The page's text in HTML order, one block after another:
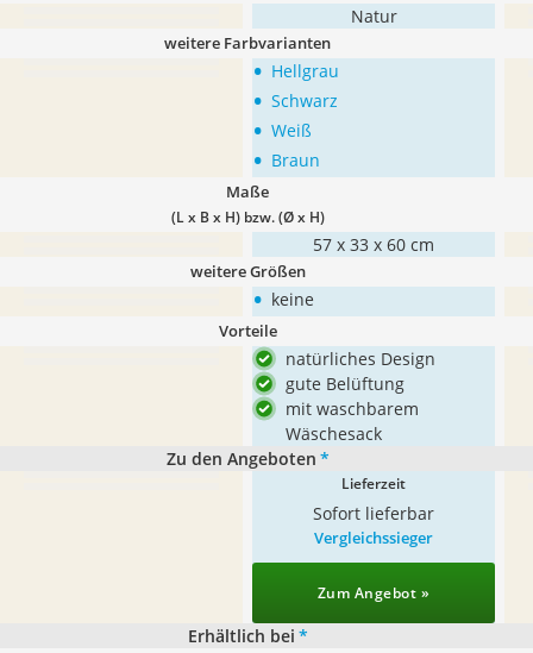
Natur
weitere Farbvarianten
• Hellgrau
• Schwarz
• Weiß
• Braun
Maße
(L x B x H) bzw. (Ø x H)
57 x 33 x 60 cm
weitere Größen
• keine
Vorteile
natürliches Design
gute Belüftung
mit waschbarem
Wäschesack
Zu den Angeboten *
Lieferzeit
Sofort lieferbar
Vergleichssieger
Zum Angebot »
Erhältlich bei *